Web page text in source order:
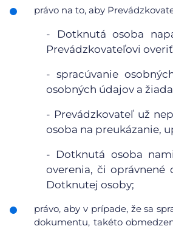
právo na to, aby
- Dotknutá osoba
Prevádzkovateľovi
- spracúvanie
osobných údajov a
- Prevádzkovateľ už
osoba na preukázanie,
- Dotknutá osoba
overenia, či oprávnené
Dotknutej osoby;
právo, aby v prípade, že sa
dokumentu, takéto